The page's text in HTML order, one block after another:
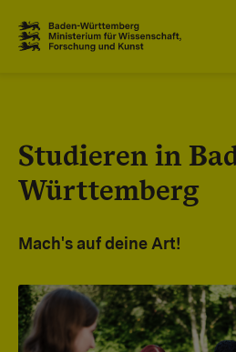
Studieren in
Württemberg
Mach's auf deine Art!